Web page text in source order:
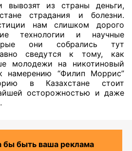
вывозят из страны деньги,
страдания и болезни.
нам слишком дорого
технологии и научные
они собрались тут
сведутся к тому, как
молодежи на никотиновый
намерению “Филип Моррис”
в Казахстане стоит
осторожностью и даже
бы быть ваша реклама